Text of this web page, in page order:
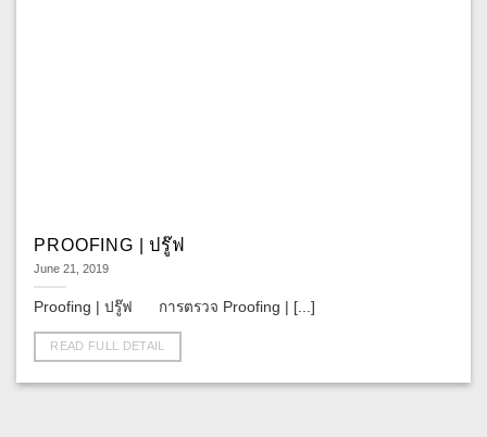
PROOFING | ปรู๊ฟ
June 21, 2019
Proofing | ปรู๊ฟ การตรวจ Proofing | [...]
READ FULL DETAIL